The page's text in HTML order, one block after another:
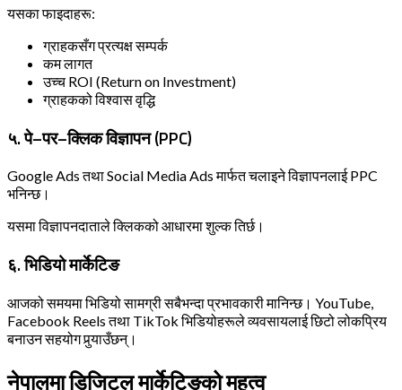
यसका फाइदाहरू:
ग्राहकसँग प्रत्यक्ष सम्पर्क
कम लागत
उच्च ROI (Return on Investment)
ग्राहकको विश्वास वृद्धि
५. पे–पर–क्लिक विज्ञापन (PPC)
Google Ads तथा Social Media Ads मार्फत चलाइने विज्ञापनलाई PPC
भनिन्छ।
यसमा विज्ञापनदाताले क्लिकको आधारमा शुल्क तिर्छ।
६. भिडियो मार्केटिङ
आजको समयमा भिडियो सामग्री सबैभन्दा प्रभावकारी मानिन्छ। YouTube,
Facebook Reels तथा TikTok भिडियोहरूले व्यवसायलाई छिटो लोकप्रिय
बनाउन सहयोग पुर्‍याउँछन्।
नेपालमा डिजिटल मार्केटिङको महत्व